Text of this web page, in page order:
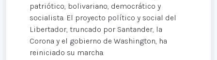
patriótico, bolivariano, democrático y
socialista. El proyecto político y social del
Libertador, truncado por Santander, la
Corona y el gobierno de Washington, ha
reiniciado su marcha.